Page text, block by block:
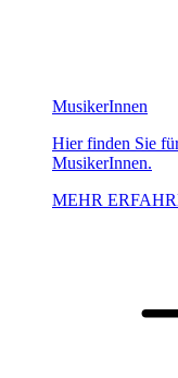
MusikerInnen
Hier finden Sie
MusikerInnen.
MEHR